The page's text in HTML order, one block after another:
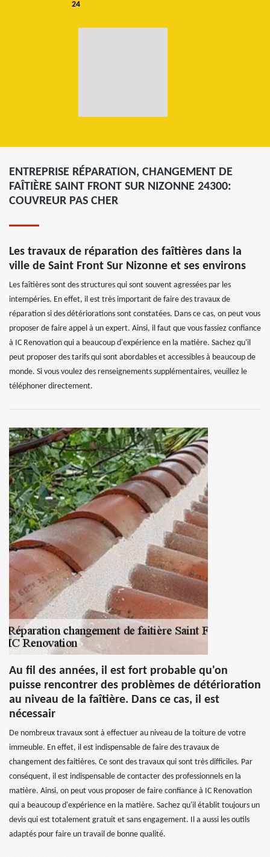
24
ENTREPRISE RÉPARATION, CHANGEMENT DE
FAÎTIÈRE SAINT FRONT SUR NIZONNE 24300:
COUVREUR PAS CHER
Les travaux de réparation des faîtières dans la
ville de Saint Front Sur Nizonne et ses environs
Les faîtières sont des structures qui sont souvent agressées par les
intempéries. En effet, il est très important de faire des travaux de
réparation si des détériorations sont constatées. Dans ce cas, on peut vous
proposer de faire appel à un expert. Ainsi, il faut que vous fassiez confiance
à IC Renovation qui a beaucoup d'expérience en la matière. Sachez qu'il
peut proposer des tarifs qui sont abordables et accessibles à beaucoup de
monde. Si vous voulez des renseignements supplémentaires, veuillez le
téléphoner directement.
Au fil des années, il est fort probable qu'on
puisse rencontrer des problèmes de détérioration
au niveau de la faîtière. Dans ce cas, il est
nécessair
De nombreux travaux sont à effectuer au niveau de la toiture de votre
immeuble. En effet, il est indispensable de faire des travaux de
changement des faitières. Ce sont des travaux qui sont très difficiles. Par
conséquent, il est indispensable de contacter des professionnels en la
matière. Ainsi, on peut vous proposer de faire confiance à IC Renovation
qui a beaucoup d'expérience en la matière. Sachez qu'il établit toujours un
devis qui est totalement gratuit et sans engagement. Il a aussi les outils
adaptés pour faire un travail de bonne qualité.